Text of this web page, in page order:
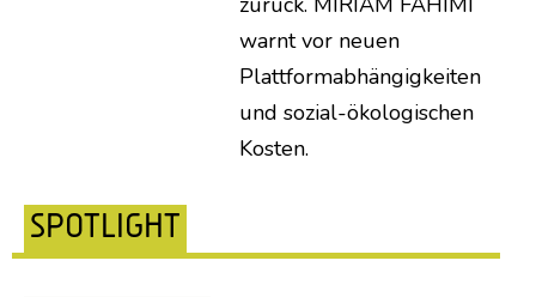
warnt vor neuen
Plattformabhängigkeiten
und sozial-ökologischen
Kosten.
SPOTLIGHT